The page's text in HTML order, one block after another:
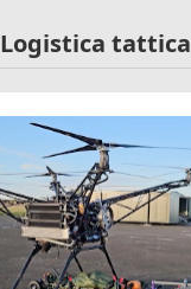
Logistica tattica